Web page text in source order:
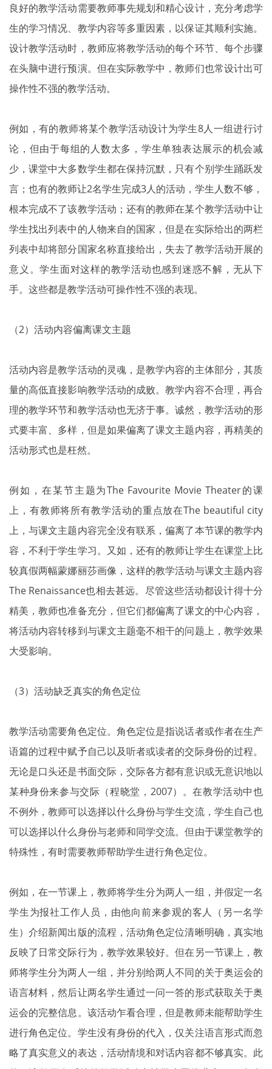
良好的教学活动需要教师事先规划和精心设计，充分考虑学
生的学习情况、教学内容等多重因素，以保证其顺利实施。
设计教学活动时，教师应将教学活动的每个环节、每个步骤
在头脑中进行预演。但在实际教学中，教师们也常设计出可
操作性不强的教学活动。
例如，有的教师将某个教学活动设计为学生8人一组进行讨
论，但由于每组的人数太多，学生单独表达展示的机会减
少，课堂中大多数学生都在保持沉默，只有个别学生踊跃发
言；也有的教师让2名学生完成3人的活动，学生人数不够，
根本完成不了该教学活动；还有的教师在某个教学活动中让
学生找出列表中的人物来自的国家，但是在实际给出的两栏
列表中却将部分国家名称直接给出，失去了教学活动开展的
意义。学生面对这样的教学活动也感到迷惑不解，无从下
手。这些都是教学活动可操作性不强的表现。
（2）活动内容偏离课文主题
活动内容是教学活动的灵魂，是教学内容的主体部分，其质
量的高低直接影响教学活动的成败。教学内容不合理，再合
理的教学环节和教学活动也无济于事。诚然，教学活动的形
式要丰富、多样，但是如果偏离了课文主题内容，再精美的
活动形式也是枉然。
例如，在某节主题为The Favourite Movie Theater的课
上，有教师将所有教学活动的重点放在The beautiful city
上，与课文主题内容完全没有联系，偏离了本节课的教学内
容，不利于学生学习。又如，还有的教师让学生在课堂上比
较真假两幅蒙娜丽莎画像，这样的教学活动与课文主题内容
The Renaissance也相去甚远。尽管这些活动都设计得十分
精美，教师也准备充分，但它们都偏离了课文的中心内容，
将活动内容转移到与课文主题毫不相干的问题上，教学效果
大受影响。
（3）活动缺乏真实的角色定位
教学活动需要角色定位。角色定位是指说话者或作者在生产
语篇的过程中赋予自己以及听者或读者的交际身份的过程。
无论是口头还是书面交际，交际各方都有意识或无意识地以
某种身份来参与交际（程晓堂，2007）。在教学活动中也
不例外，教师可以选择以什么身份与学生交流，学生自己也
可以选择以什么身份与老师和同学交流。但由于课堂教学的
特殊性，有时需要教师帮助学生进行角色定位。
例如，在一节课上，教师将学生分为两人一组，并假定一名
学生为报社工作人员，由他向前来参观的客人（另一名学
生）介绍新闻出版的流程，活动角色定位清晰明确，真实地
反映了日常交际行为，教学效果较好。但在另一节课上，教
师将学生分为两人一组，并分别给两人不同的关于奥运会的
语言材料，然后让两名学生通过一问一答的形式获取关于奥
运会的完整信息。该活动乍看合理，但是教师未能帮助学生
进行角色定位。学生没有身份的代入，仅关注语言形式而忽
略了真实意义的表达，活动情境和对话内容都不够真实。此